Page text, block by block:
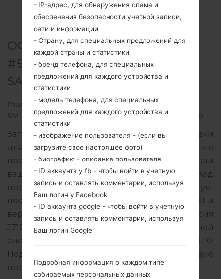
ОФИЦИАЛЬНАЯ ПРОШИВКА
#55785 ДЛЯ SM-J710MN -
SAMSUNGGALAXY J7 2016
Главная →Galaxy J7 2016 →SamsungSM-J710MN
→
SM-J710MN_1_20181203082814_u4d1f4bd1g_fac.zip
Загрузите последнее обновление прошивки
для Samsung Galaxy J7 2016, но не забудьте
проверить, соответствует ли номер модели
вашего смартфона указанному SM-J710MN. Код
прошивки COO для COLOMBIA. Продукт
поставляется с версией PDA J710MNVJU4CRK1 и
версия CSC J710MNUUB4CRK1, MODEM версия
J710MNUBU4CRK1. Версия операционной
системы данной прошивки Android Oreo 8.1.0.
Подробная инструкция, как прошить стоковую
прошивку на устройства Samsungздесь
- IP-адрес, для обнаружения спама и
обеспечения безопасности учетной записи,
сети и информации
- Страну, для специальных предложений для
каждой страны и статистики
- бренд телефона, для специальных
предложений для каждого устройства и
статистики
- модель телефона, для специальных
предложений для каждого устройства и
статистики
- изображение пользователя - (если вы
загрузите свое настоящее фото)
- биографию - описание пользователя
- ID аккаунта у fb - чтобы войти в учетную
запись и оставлять комментарии, используя
Ваш логин у Facebook
- ID аккаунта google - чтобы войти в учетную
запись и оставлять комментарии, используя
Ваш логин Google
Подробная информация о каждом типе
собираемых персональных данных